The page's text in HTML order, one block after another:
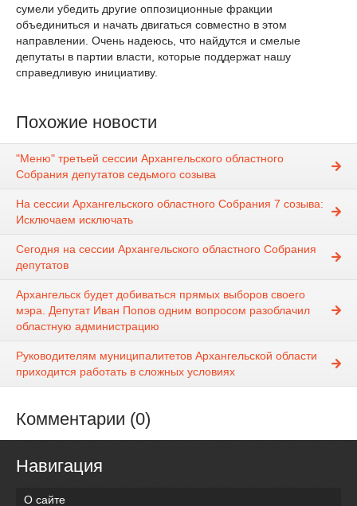
сумели убедить другие оппозиционные фракции
объединиться и начать двигаться совместно в этом
направлении. Очень надеюсь, что найдутся и смелые
депутаты в партии власти, которые поддержат нашу
справедливую инициативу.
Похожие новости
"Меню" третьей сессии Архангельского областного
Собрания депутатов седьмого созыва
На сессии Архангельского областного Собрания 7 созыва:
Исключаем исключать
Сегодня на сессии Архангельского областного Собрания
депутатов
Архангельск будет добиваться прямых выборов своего
мэра. Депутат Иван Попов одним вопросом разоблачил
областную администрацию
Руководителям муниципалитетов Архангельской области
приходится работать в сложных условиях
Комментарии (0)
Навигация
О сайте